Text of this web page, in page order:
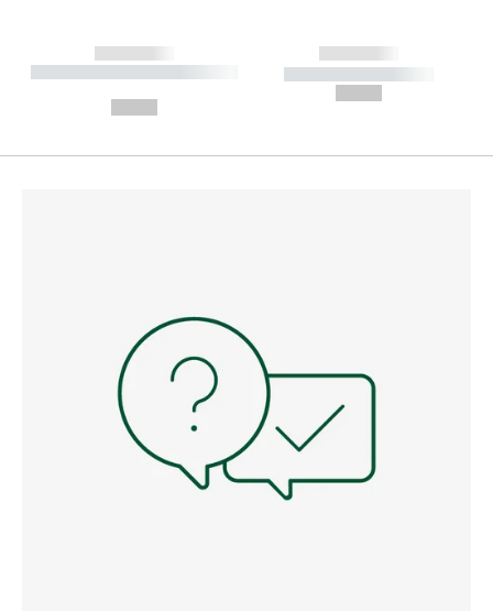
------------
----------- ----------- --------
------------
----------- -----------